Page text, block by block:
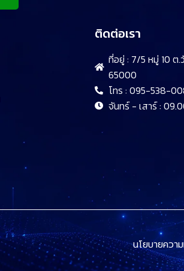
ติดต่อเรา
ที่อยู่ : 7/5 หมู่ 10 ต
65000
โทร : 095-538-
จันทร์ - เสาร์ :
นโยบายควา